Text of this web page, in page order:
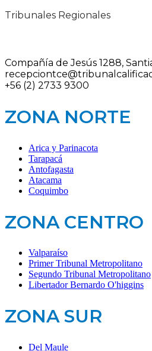
Tribunales Regionales
Compañía de Jesús 1288,
+56 (2) 2733 9300
ZONA NORTE
Arica y Parinacota
Tarapacá
Antofagasta
Atacama
Coquimbo
ZONA CENTRO
Valparaíso
Primer Tribunal Metropolitano
Segundo Tribunal Metropolitano
Libertador Bernardo O'higgins
ZONA SUR
Del Maule